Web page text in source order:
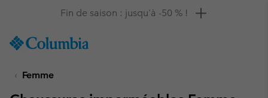
TO
SKIP
Remise de 10 % à saisir
Femme